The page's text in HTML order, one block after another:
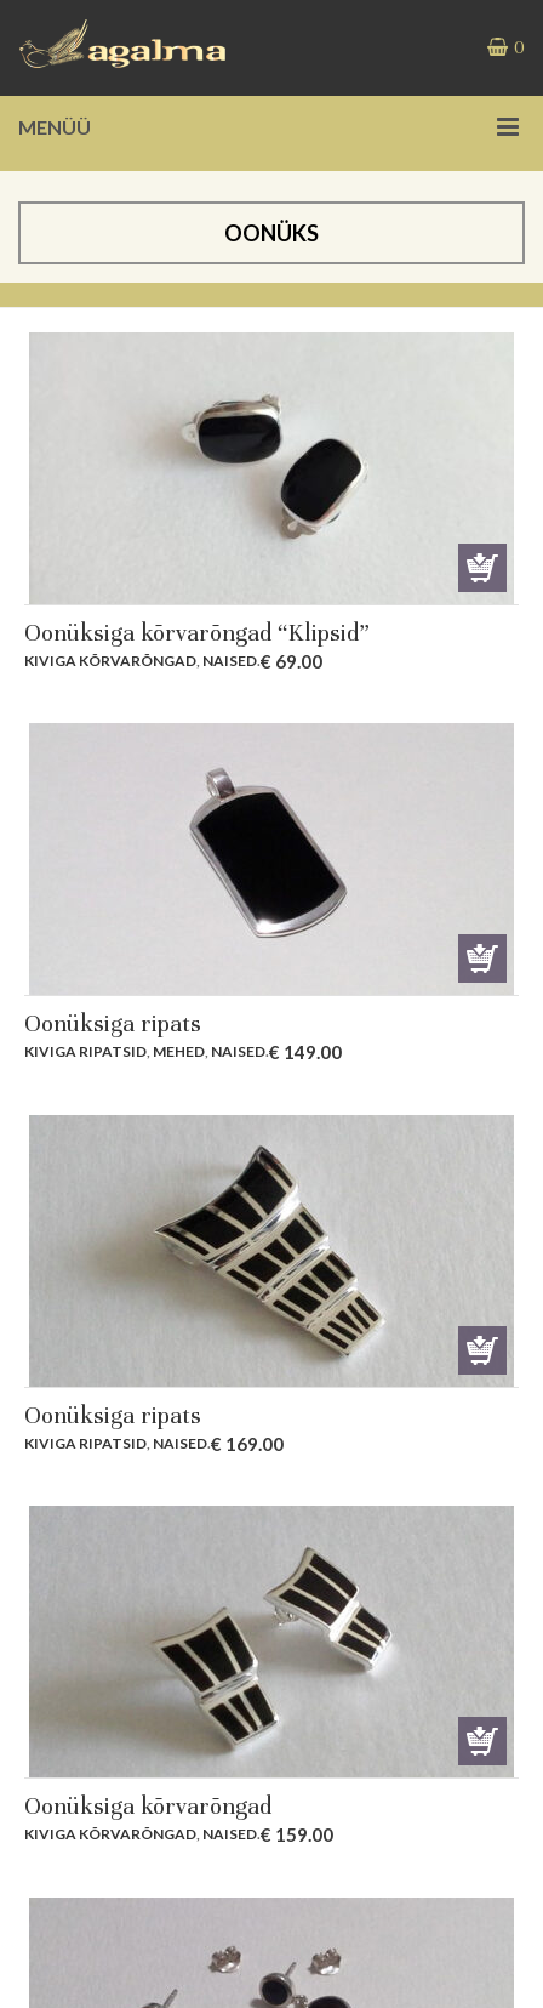
0
MENÜÜ
OONÜKS
Oonüksiga kõrvarõngad “Klipsid”
KIVIGA KÕRVARÕNGAD, NAISED.€ 69.00
Oonüksiga ripats
KIVIGA RIPATSID, MEHED, NAISED.€ 149.00
Oonüksiga ripats
KIVIGA RIPATSID NAISED.€ 169.00
Oonüksiga kõrvarõngad
KIVIGA KÕRVARÕNGAD, NAISED.€ 159.00